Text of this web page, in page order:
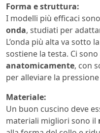
Forma e struttura:
I modelli più efficaci
onda, studiati per
L’onda più alta va sotto
sostiene la testa. Ci
anatomicamente, con
per alleviare la
Materiale:
Un buon cuscino deve
materiali migliori sono il